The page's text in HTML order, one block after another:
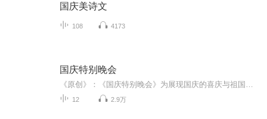
国庆美诗文
108 4173
国庆特别晚会
12 2.9万